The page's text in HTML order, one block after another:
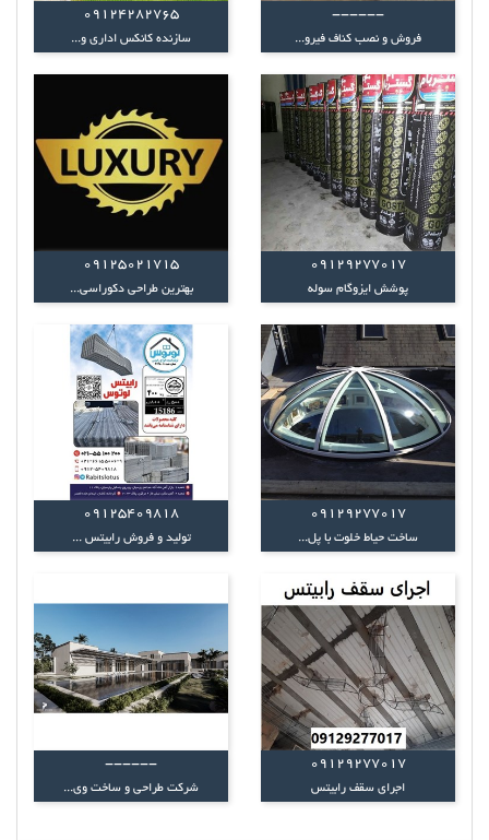
------
فروش و نصب کناف فیرو...
09124282765
سازنده کانکس اداری و...
09129277017
پوشش ایزوگام سوله
09125021715
بهترین طراحی دکوراسی...
09129277017
ساخت حیاط خلوت با پل...
09125409818
تولید و فروش رابیتس ...
09129277017
اجرای سقف رابیتس
------
شرکت طراحی و ساخت وی...